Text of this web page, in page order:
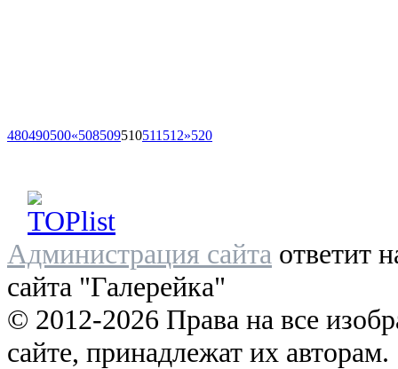
480490500«508509510511 512»520
Администрация сайта ответит
сайта "Галерейка"
© 2012-2026 Права на все
сайте, принадлежат их авторам.